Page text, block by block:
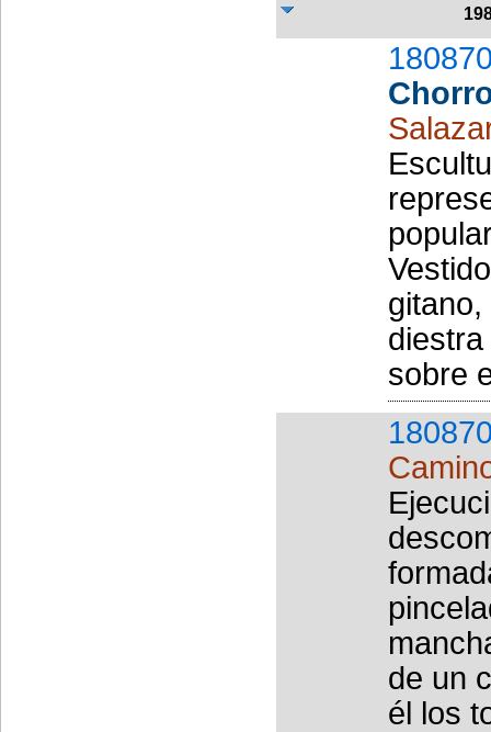
sobre
de un
él los